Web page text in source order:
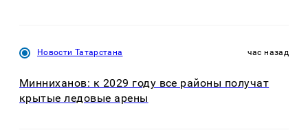
Новости Татарстана час назад
Минниханов: к 2029 году все районы получат
крытые ледовые арены